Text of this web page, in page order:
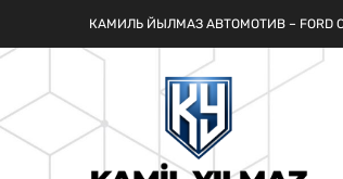
КАМИЛЬ ЙЫЛМАЗ АВТОМОТИВ – FORD